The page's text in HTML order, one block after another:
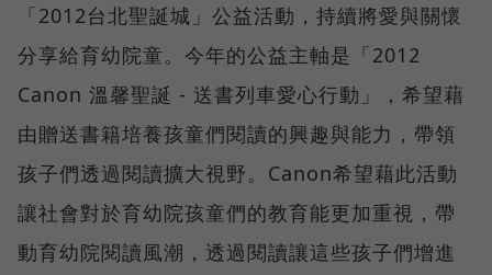
「2012台北聖誕城」公益活動，持續將愛與關懷
分享給育幼院童。今年的公益主軸是「2012
Canon 溫馨聖誕 - 送書列車愛心行動」，希望藉
由贈送書籍培養孩童們閱讀的興趣與能力，帶領
孩子們透過閱讀擴大視野。Canon希望藉此活動
讓社會對於育幼院孩童們的教育能更加重視，帶
動育幼院閱讀風潮，透過閱讀讓這些孩子們增進